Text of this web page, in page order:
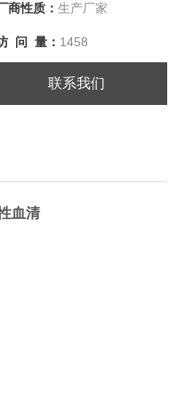
商性质： 生产厂家
问 量： 1458
联系我们
血清